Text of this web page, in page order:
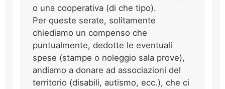
o una cooperativa (di che tipo).
Per queste serate, solitamente
chiediamo un compenso che
puntualmente, dedotte le eventuali
spese (stampe o noleggio sala prove),
andiamo a donare ad associazioni del
territorio (disabili, autismo, ecc.), che ci